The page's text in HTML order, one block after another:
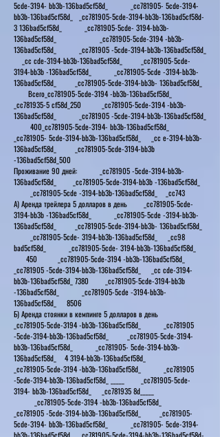
5cde-3194- bb3b-136bad5cf58d_ _cc781905- 5cde-3194-
bb3b-136bad5cf58d_ _cc781905-5cde-3194-bb3b-136bad5cf58d-
3 136bad5cf58d_ _cc781905-5cde- 3194-bb3b-
136bad5cf58d_ _cc781905-5cde-3194 -bb3b-
136bad5cf58d_ _cc781905 -5cde-3194-bb3b-136bad5cf58d_
_cc cde-3194-bb3b-136bad5cf58d_ _cc781905-5cde-
3194-bb3b -136bad5cf58d_ _cc781905-5cde -3194-bb3b-
136bad5cf58d_ _cc781905-5cde-3194-bb3b- 136bad5cf58d_
Всего_cc781905-5cde-3194 -bb3b-136bad5cf58d_
_cc781935-5 cf58d_250 _cc781905-5cde-3194 -bb3b-
136bad5cf58d_ _cc781905 -5cde-3194-bb3b-136bad5cf58d_
400_cc781905-5cde-3194- bb3b-136bad5cf58d_
_cc781905- 5cde-3194-bb3b-136bad5cf58d_ _cc e-3194-bb3b-
136bad5cf58d_ _cc781905-5cde-3194-bb3b
-136bad5cf58d_500
Проживание 90 дней: _cc781905 -5cde-3194-bb3b-
136bad5cf58d_ _cc781905-5cde-3194-bb3b -136bad5cf58d_
_cc781905-5cde -3194-bb3b-136bad5cf58d_ _cc743
А) Аренда трейлера 5 долларов в день _cc781905-5cde-
3194-bb3b -136bad5cf58d_ _cc781905-5cde -3194-bb3b-
136bad5cf58d_ _cc781905-5cde-3194-bb3b- 136bad5cf58d_
_cc781905-5cde- 3194-bb3b-136bad5cf58d_ _cc98
bad5cf58d_ _cc781905-5cde- 3194-bb3b-136bad5cf58d_
450 _cc781905-5cde-3194 -bb3b-136bad5cf58d_
_cc781905 -5cde-3194-bb3b-136bad5cf58d_ _cc cde-3194-
bb3b-136bad5cf58d_ 7380 _cc781905-5cde-3194-bb3b
-136bad5cf58d_ _cc781905-5cde -3194-bb3b-
136bad5cf58d_ 8506
Б) Аренда стоянки в кемпинге 5 долларов в день
_cc781905-5cde-3194 -bb3b-136bad5cf58d_ _cc781905
-5cde-3194-bb3b-136bad5cf58d_ _cc781905-5cde-3194-
bb3b-136bad5cf58d_ _cc781905- 5cde-3194-bb3b-
136bad5cf58d_ 4 3194-bb3b-136bad5cf58d_
_cc781905-5cde-3194 -bb3b-136bad5cf58d_ _cc781905
-5cde-3194-bb3b-136bad5cf58d_ _____ _cc781905-5cde-
3194- bb3b-136bad5cf58d_ _cc781935 8d_____
_cc781905-5cde-3194 -bb3b-136bad5cf58d_
_cc781905 -5cde-3194-bb3b-136bad5cf58d_ _cc781905-
5cde-3194- bb3b-136bad5cf58d_ _cc781905- 5cde-3194-